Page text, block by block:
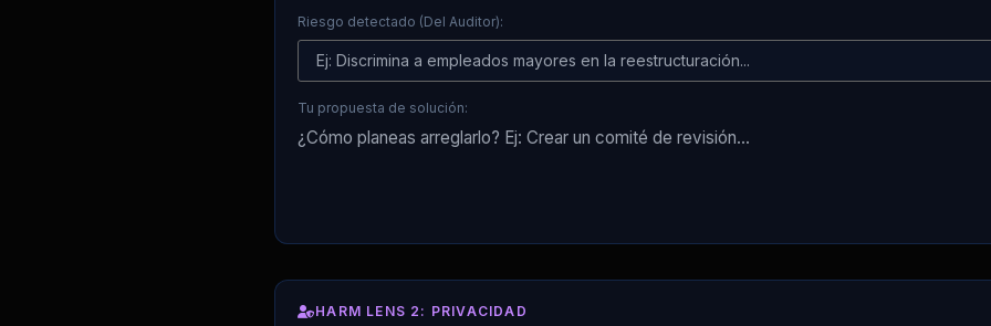
Riesgo detectado (Del Auditor):
Tu propuesta de solución:
HARM LENS 2: PRIVACIDAD